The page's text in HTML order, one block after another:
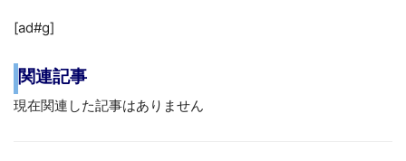
[ad#g]
関連記事
現在関連した記事はありません